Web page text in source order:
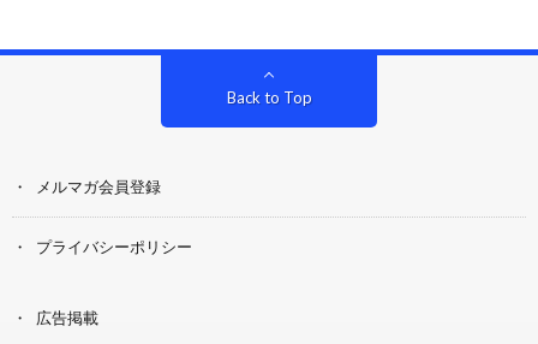
Back to Top
メルマガ会員登録
プライバシーポリシー
広告掲載